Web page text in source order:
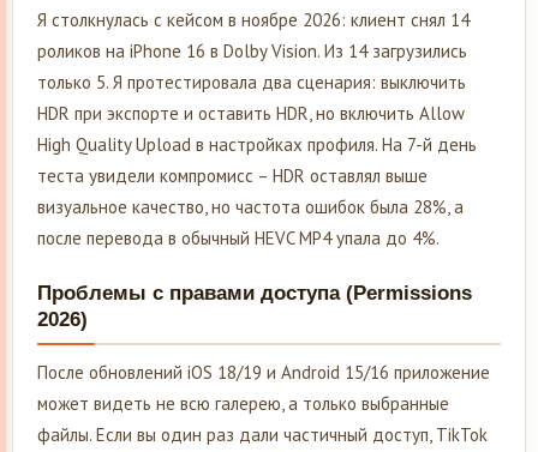
Я столкнулась с кейсом в ноябре 2026: клиент снял 14
роликов на iPhone 16 в Dolby Vision. Из 14 загрузились
только 5. Я протестировала два сценария: выключить
HDR при экспорте и оставить HDR, но включить Allow
High Quality Upload в настройках профиля. На 7-й день
теста увидели компромисс – HDR оставлял выше
визуальное качество, но частота ошибок была 28%, а
после перевода в обычный HEVC MP4 упала до 4%.
Проблемы с правами доступа (Permissions
2026)
После обновлений iOS 18/19 и Android 15/16 приложение
может видеть не всю галерею, а только выбранные
файлы. Если вы один раз дали частичный доступ, TikTok